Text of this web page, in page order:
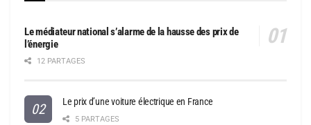
Le médiateur national s’alarme de la hausse des prix de
l’énergie
12 PARTAGES
Le prix d’une voiture électrique en France
5 PARTAGES